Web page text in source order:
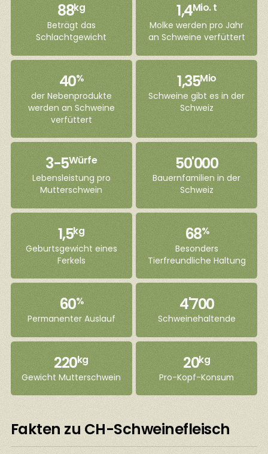
88kg
Beträgt das
Schlachtgewicht
1,4Mio. t
Molke werden pro Jahr
an Schweine verfüttert
40%
der Nebenprodukte
werden an Schweine
verfüttert
1,35Mio
Schweine gibt es in der
Schweiz
3-5Würfe
Lebensleistung pro
Mutterschwein
50'000
Bauernfamilien in der
Schweiz
1,5kg
Geburtsgewicht eines
Ferkels
68%
Besonders
Tierfreundliche Haltung
60%
Permanenter Auslauf
4'700
Schweinehaltende
220kg
Gewicht Mutterschwein
20kg
Pro-Kopf-Konsum
Fakten zu CH-Schweinefleisch